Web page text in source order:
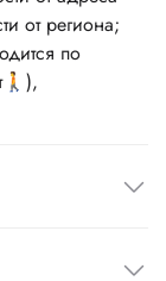
от региона;
по